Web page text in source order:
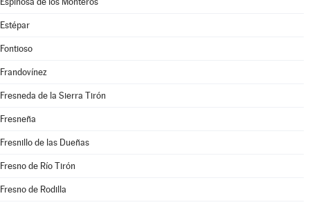
Estépar
Fontioso
Frandovínez
Fresneda de la Sierra Tirón
Fresneña
Fresnillo de las Dueñas
Fresno de Río Tirón
Fresno de Rodilla